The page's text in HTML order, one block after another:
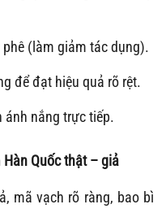
(làm giảm tác dụng).
để đạt hiệu quả rõ rệt.
ánh nắng trực tiếp.
Quốc thật – giả
mã vạch rõ ràng, bao bì